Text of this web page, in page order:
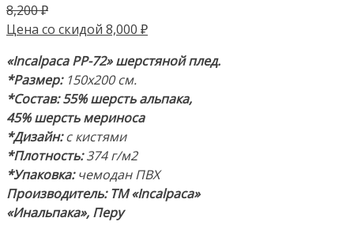
8,200₽Первоначальная
цена
8,200 ₽.
Цена со скидой 8,000 ₽Текущая
8,000 ₽.
«Incalpaca PP-72»шерстяной плед.
*Размер:150х200 см.
*Состав: 55% шерсть альпака,
45% шерсть мериноса
*Дизайн:с кистями
*Плотность:374 г/м2
*Упаковка:чемодан ПВХ
Производитель: ТМ «Incalpaca»
«Инальпака», Перу